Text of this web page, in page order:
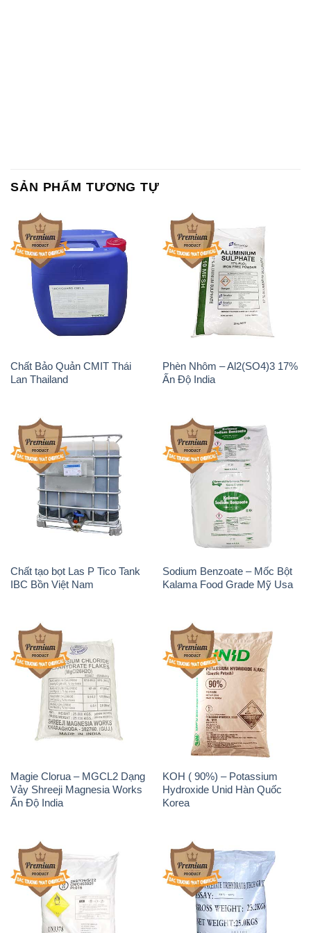
SẢN PHẨM TƯƠNG TỰ
Chất Bảo Quản CMIT Thái
Lan Thailand
Phèn Nhôm – Al2(SO4)3 17%
Ấn Độ India
Chất tạo bọt Las P Tico Tank
IBC Bồn Việt Nam
Sodium Benzoate – Mốc Bột
Kalama Food Grade Mỹ Usa
Magie Clorua – MGCL2 Dạng
Vảy Shreeji Magnesia Works
Ấn Độ India
KOH ( 90%) – Potassium
Hydroxide Unid Hàn Quốc
Korea